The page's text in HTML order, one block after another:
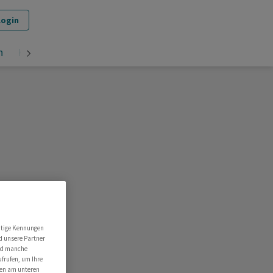
Krypto
Kennungen
unsere Partner
manche
um Ihre
am unteren